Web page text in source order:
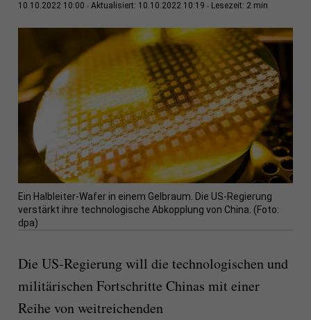
10.10.2022 10:00 Aktualisiert: 10.10.2022 10:19 Lesezeit: 2 min
Ein Halbleiter-Wafer in einem Gelbraum. Die US-Regierung
verstärkt ihre technologische Abkopplung von China. (Foto:
dpa)
Die US-Regierung will die technologischen und
militärischen Fortschritte Chinas mit einer
Reihe von weitreichenden